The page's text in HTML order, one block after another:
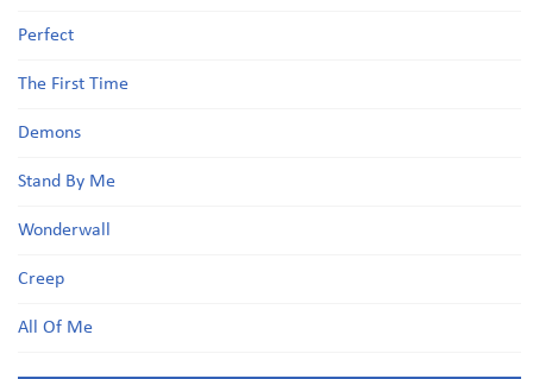
Perfect
The First Time
Demons
Stand By Me
Wonderwall
Creep
All Of Me